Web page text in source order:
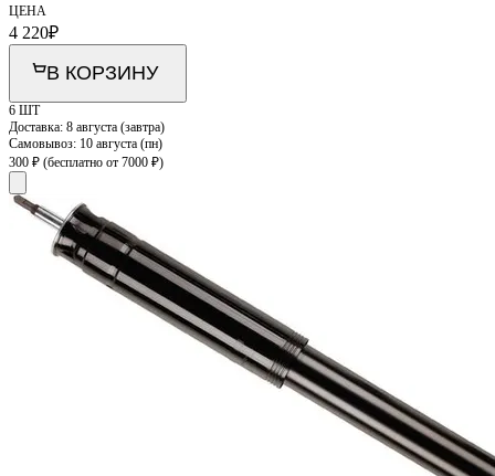
ЦЕНА
4 220₽
В КОРЗИНУ
6 ШТ
Доставка: 8 августа (завтра)
Самовывоз: 10 августа (пн)
300 ₽ (бесплатно от 7000 ₽)